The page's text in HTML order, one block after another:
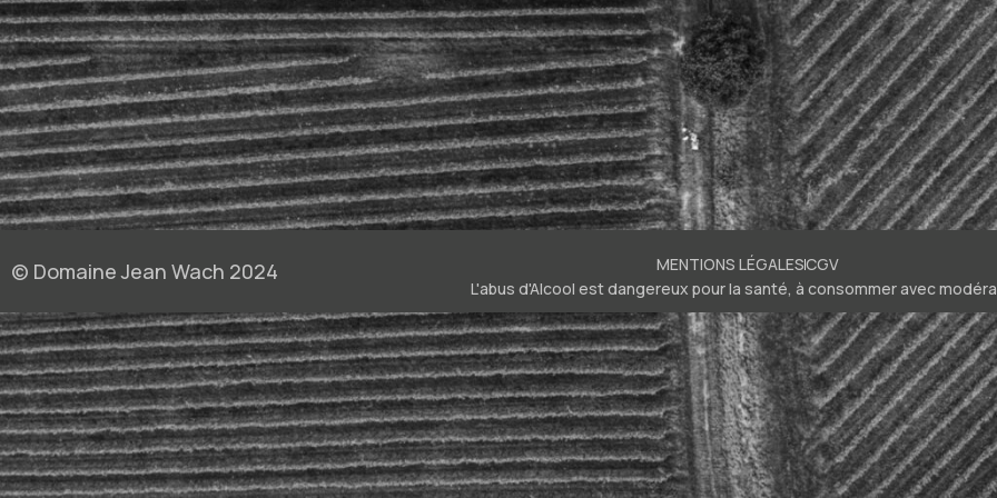
Fromages
Fromages À Pâte Pressée
Fruits De Mer
Homard
Plats Relevés
Poisson
Produit De La Mer
Raclette
Tapas
Viandes Blanches
Viandes Rouges
© Domaine Jean Wach 2024 MENTIONS LÉGALESCGV
L'abus d'Alcool est dangereux pour la santé, à consommer avec